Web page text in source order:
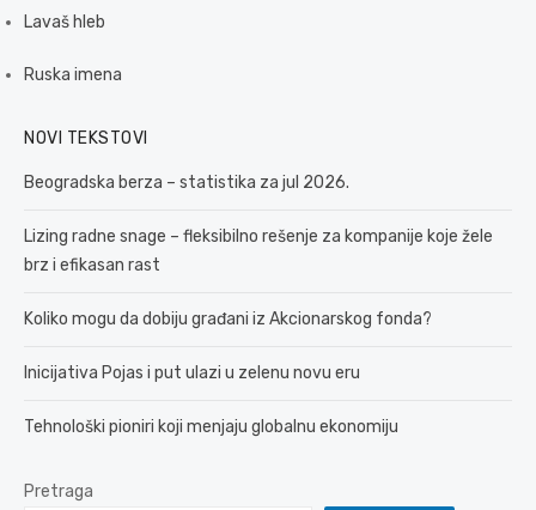
Lavaš hleb
Ruska imena
NOVI TEKSTOVI
Beogradska berza – statistika za jul 2026.
Lizing radne snage – fleksibilno rešenje za kompanije koje žele
brz i efikasan rast
Koliko mogu da dobiju građani iz Akcionarskog fonda?
Inicijativa Pojas i put ulazi u zelenu novu eru
Tehnološki pioniri koji menjaju globalnu ekonomiju
Pretraga